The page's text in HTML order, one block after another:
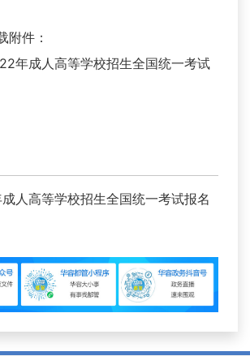
附件：
成人高等学校招生全国统一考试
人高等学校招生全国统一考试报名